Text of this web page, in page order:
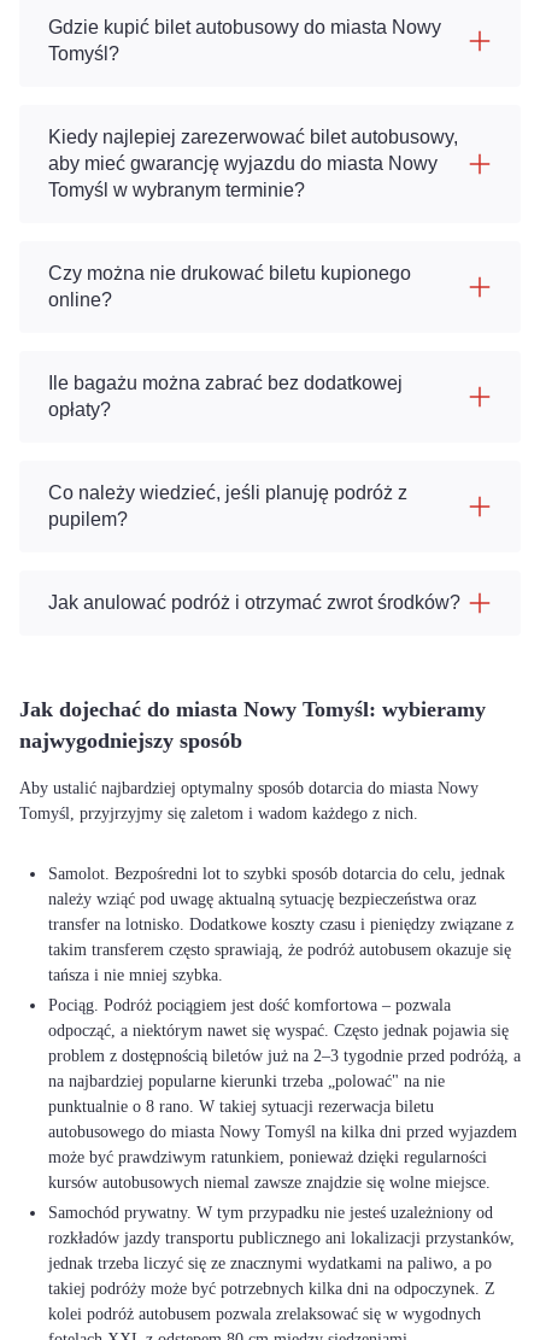
Gdzie kupić bilet autobusowy do miasta Nowy
Tomyśl?
Kiedy najlepiej zarezerwować bilet autobusowy,
aby mieć gwarancję wyjazdu do miasta Nowy
Tomyśl w wybranym terminie?
Czy można nie drukować biletu kupionego
online?
Ile bagażu można zabrać bez dodatkowej
opłaty?
Co należy wiedzieć, jeśli planuję podróż z
pupilem?
Jak anulować podróż i otrzymać zwrot środków?
Jak dojechać do miasta Nowy Tomyśl: wybieramy
najwygodniejszy sposób
Aby ustalić najbardziej optymalny sposób dotarcia do miasta Nowy
Tomyśl, przyjrzyjmy się zaletom i wadom każdego z nich.
Samolot. Bezpośredni lot to szybki sposób dotarcia do celu, jednak
należy wziąć pod uwagę aktualną sytuację bezpieczeństwa oraz
transfer na lotnisko. Dodatkowe koszty czasu i pieniędzy związane z
takim transferem często sprawiają, że podróż autobusem okazuje się
tańsza i nie mniej szybka.
Pociąg. Podróż pociągiem jest dość komfortowa – pozwala
odpocząć, a niektórym nawet się wyspać. Często jednak pojawia się
problem z dostępnością biletów już na 2–3 tygodnie przed podróżą, a
na najbardziej popularne kierunki trzeba „polować" na nie
punktualnie o 8 rano. W takiej sytuacji rezerwacja biletu
autobusowego do miasta Nowy Tomyśl na kilka dni przed wyjazdem
może być prawdziwym ratunkiem, ponieważ dzięki regularności
kursów autobusowych niemal zawsze znajdzie się wolne miejsce.
Samochód prywatny. W tym przypadku nie jesteś uzależniony od
rozkładów jazdy transportu publicznego ani lokalizacji przystanków,
jednak trzeba liczyć się ze znacznymi wydatkami na paliwo, a po
takiej podróży może być potrzebnych kilka dni na odpoczynek. Z
kolei podróż autobusem pozwala zrelaksować się w wygodnych